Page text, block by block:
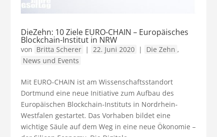
DieZehn: 10 Ziele EURO-CHAIN – Europäisches
Blockchain-Institut in NRW
von Britta Scherer | 22. Juni 2020 | Die Zehn ,
News und Events
Mit EURO-CHAIN ist am Wissenschaftsstandort
Dortmund eine neue Initiative zum Aufbau des
Europäischen Blockchain-Instituts in Nordrhein-
Westfalen gestartet. Das Vorhaben bildet eine
wichtige Säule auf dem Weg in eine neue Ökonomie –